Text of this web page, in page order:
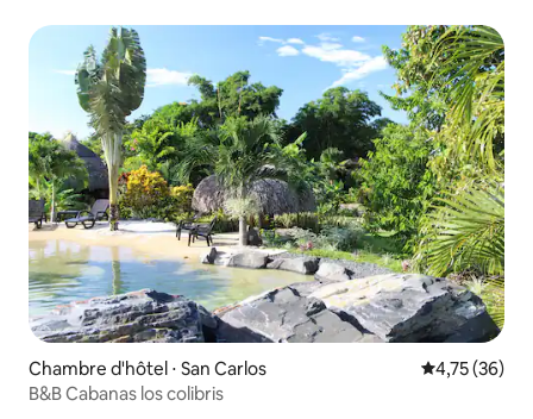
Chambre d'hôtel ⋅ San Carlos Évaluation
4,75 (36)
B&B Cabanas los colibris